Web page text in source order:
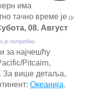
има
тачно време је (у
08. Август
је потребно
за најчешћу
Pitcairn,
За више детаља,
Океанија.